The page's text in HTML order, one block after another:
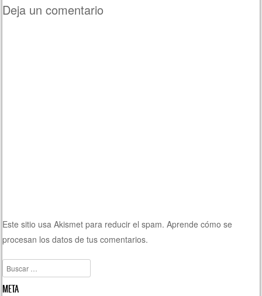
Deja un comentario
Este sitio usa Akismet para reducir el spam.Aprende cómo se
procesan los datos de tus comentarios.
Buscar
META